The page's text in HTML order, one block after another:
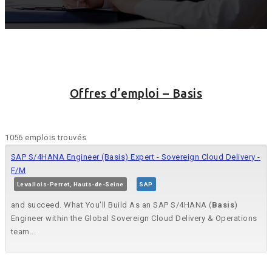
Offres d’emploi – Basis
1056 emplois trouvés
SAP S/4HANA Engineer (Basis) Expert - Sovereign Cloud Delivery -
F/M
Levallois-Perret, Hauts-de-Seine SAP
and succeed. What You'll Build As an SAP S/4HANA (Basis)
Engineer within the Global Sovereign Cloud Delivery & Operations
team...